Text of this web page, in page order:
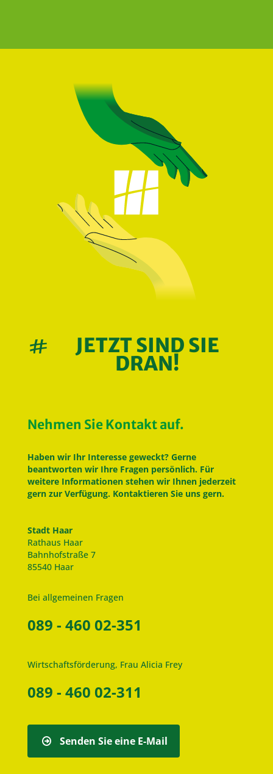
 JETZT SIND SIE
DRAN!
Nehmen Sie Kontakt auf.
Haben wir Ihr Interesse geweckt? Gerne
beantworten wir Ihre Fragen persönlich. Für
weitere Informationen stehen wir Ihnen jederzeit
gern zur Verfügung. Kontaktieren Sie uns gern.
Stadt Haar
Rathaus Haar
Bahnhofstraße 7
85540 Haar
Bei allgemeinen Fragen
089 - 460 02-351
Wirtschaftsförderung, Frau Alicia Frey
089 - 460 02-311
 Senden Sie eine E-Mail